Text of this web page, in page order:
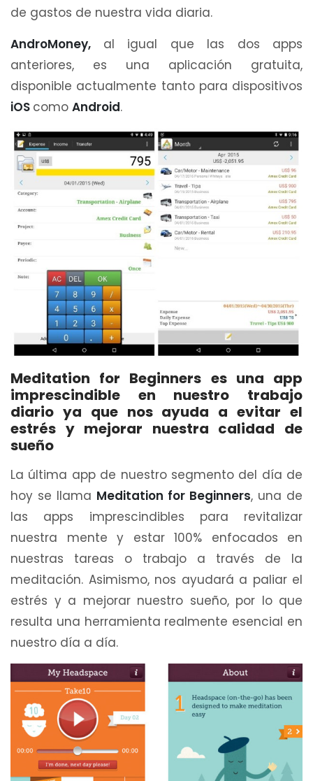
de gastos de nuestra vida diaria.
AndroMoney, al igual que las dos apps
anteriores, es una aplicación gratuita,
disponible actualmente tanto para dispositivos
iOS como Android.
Meditation for Beginners es una app
imprescindible en nuestro trabajo
diario ya que nos ayuda a evitar el
estrés y mejorar nuestra calidad de
sueño
La última app de nuestro segmento del día de
hoy se llama Meditation for Beginners, una de
las apps imprescindibles para revitalizar
nuestra mente y estar 100% enfocados en
nuestras tareas o trabajo a través de la
meditación. Asimismo, nos ayudará a paliar el
estrés y a mejorar nuestro sueño, por lo que
resulta una herramienta realmente esencial en
nuestro día a día.